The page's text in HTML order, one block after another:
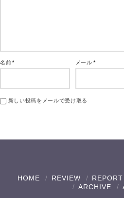
名前* メール*
新しい投稿をメールで受け取る
HOME REVIEW REPORT
ARCHIVE